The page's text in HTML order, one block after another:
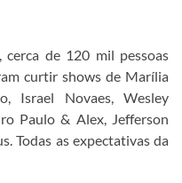
de 120 mil pessoas
curtir shows de Marília
Israel Novaes, Wesley
Paulo & Alex, Jefferson
Todas as expectativas da